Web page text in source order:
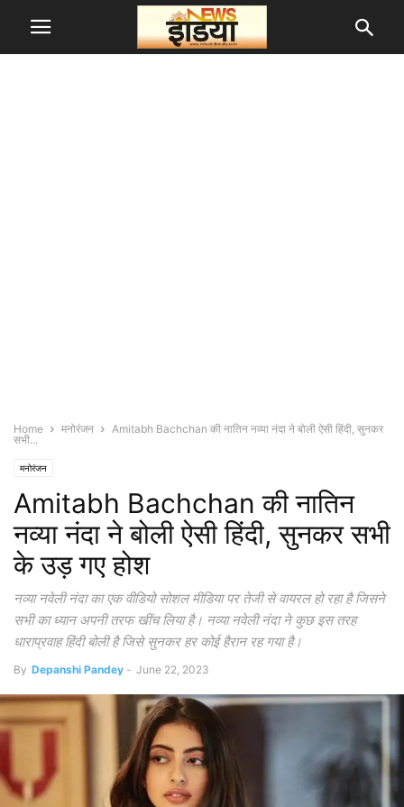
Home मनोरंजन
Amitabh Bachchan की नातिन नव्या नंदा ने बोली ऐसी हिंदी, सुनकर
सभी...
मनोरंजन
Amitabh Bachchan की नातिन
नव्या नंदा ने बोली ऐसी हिंदी, सुनकर सभी
के उड़ गए होश
नव्या नवेली नंदा का एक वीडियो सोशल मीडिया पर तेजी से वायरल हो रहा है जिसने
सभी का ध्यान अपनी तरफ खींच लिया है। नव्या नवेली नंदा ने कुछ इस तरह
धाराप्रवाह हिंदी बोली है जिसे सुनकर हर कोई हैरान रह गया है‌।
By Depanshi Pandey - June 22, 2023